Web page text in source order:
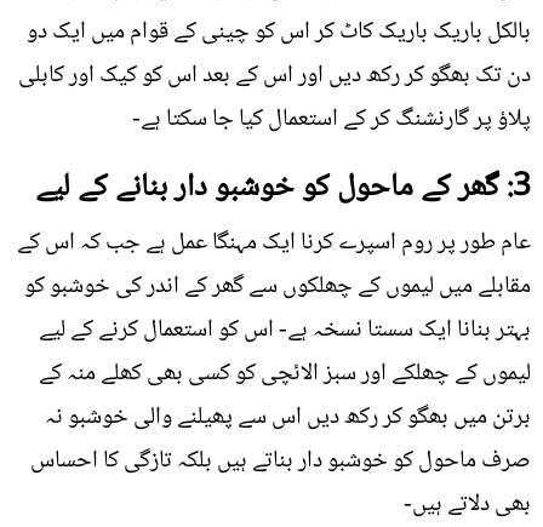
بالکل باریک باریک کاٹ کر اس کو چینی کے قوام میں ایک دو
دن تک بھگو کر رکھ دیں اور اس کے بعد اس کو کیک اور کابلی
پلاؤ پر گارنشنگ کر کے استعمال کیا جا سکتا ہے-
3: گھر کے ماحول کو خوشبو دار بنانے کے لیے
عام طور پر روم اسپرے کرنا ایک مہنگا عمل ہے جب کہ اس کے
مقابلے میں لیموں کے چھلکوں سے گھر کے اندر کی خوشبو کو
بہتر بنانا ایک سستا نسخہ ہے- اس کو استعمال کرنے کے لیے
لیموں کے چھلکے اور سبز الائچی کو کسی بھی کھلے منہ کے
برتن میں بھگو کر رکھ دیں اس سے پھیلنے والی خوشبو نہ
صرف ماحول کو خوشبو دار بناتے ہیں بلکہ تازگی کا احساس
بھی دلاتے ہیں-